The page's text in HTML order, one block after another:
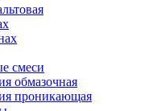
смеси
обмазочная
проникающая